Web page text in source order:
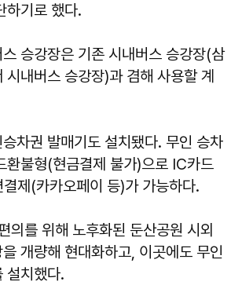
하기로 했다.
승강장은 기존 시내버스 승강장(삼
시내버스 승강장)과 겸해 사용할 계
차권 발매기도 설치됐다. 무인 승차
환불형(현금결제 불가)으로 IC카드
제(카카오페이 등)가 가능하다.
의를 위해 노후화된 둔산공원 시외
개량해 현대화하고, 이곳에도 무인
설치했다.